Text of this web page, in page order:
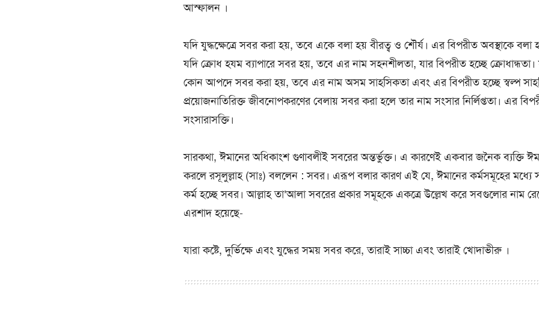
আস্ফালন ।
যদি যুদ্ধক্ষেত্রে সবর করা হয়, তবে একে বলা হয় বীরত্ব ও শৌর্য। এর বিপরীত অবস্থাকে বলা
যদি ক্রোধ হযম ব্যাপারে সবর হয়, তবে এর নাম সহনশীলতা, যার বিপরীত হচ্ছে ক্রোধান্ধতা।
কোন আপদে সবর করা হয়, তবে এর নাম অসম সাহসিকতা এবং এর বিপরীত হচ্ছে স্বল্প
প্রয়োজনাতিরিক্ত জীবনোপকরণের বেলায় সবর করা হলে তার নাম সংসার নির্লিপ্ততা। এর
সংসারাসক্তি।
সারকথা, ঈমানের অধিকাংশ গুণাবলীই সবরের অন্তর্ভুক্ত। এ কারণেই একবার জনৈক ব্যক্তি
করলে রসূলুল্লাহ (সাঃ) বললেন : সবর। এরূপ বলার কারণ এই যে, ঈমানের কর্মসমূহের মধ্যে
কর্ম হচ্ছে সবর। আল্লাহ তা’আলা সবরের প্রকার সমূহকে একত্রে উল্লেখ করে সবগুলোর নাম
এরশাদ হয়েছে-
যারা কষ্টে, দুর্ভিক্ষে এবং যুদ্ধের সময় সবর করে, তারাই সাচ্চা এবং তারাই খোদাভীরু ।